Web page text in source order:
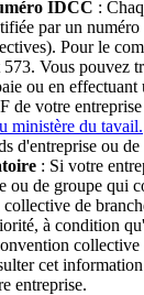
IDCC :
par un
Pour le
Vous pouvez
ou en effectuant
de votre entreprise
ministère du tavail.
d'entreprise ou
: Si votre
ou de groupe qui
de
à condition
cet
entreprise.